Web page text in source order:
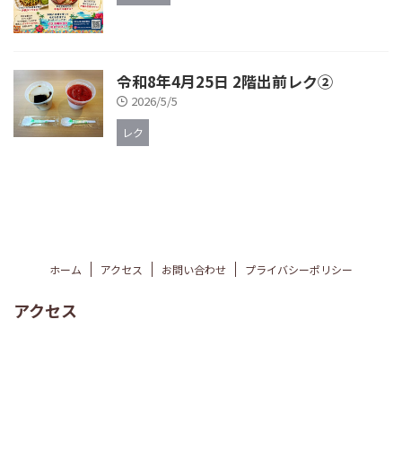
令和8年4月25日 2階出前レク②
2026/5/5
レク
ホーム アクセス お問い合わせ プライバシーポリシー
アクセス